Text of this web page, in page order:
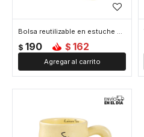
Bolsa reutilizable en estuche color liso - Amarillo
$ 190 $ 162